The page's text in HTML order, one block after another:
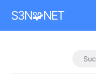
S3N🧩NET